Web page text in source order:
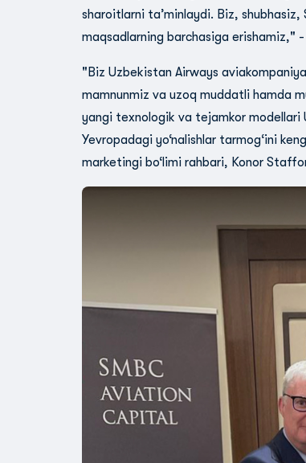
sharoitlarni ta’minlaydi. Biz,
maqsadlarning barchasiga erishamiz,"
"Biz Uzbekistan Airways
mamnunmiz va uzoq muddatli hamda
yangi texnologik va tejamkor modellari
Yevropadagi yo‘nalishlar tarmog‘ini
marketingi bo‘limi rahbari, Konor